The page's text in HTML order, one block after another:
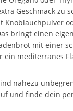
Geschmack zu
Knoblauchpulver
bringt einen
mit einer
ein mediterranes
nahezu
und finde dein